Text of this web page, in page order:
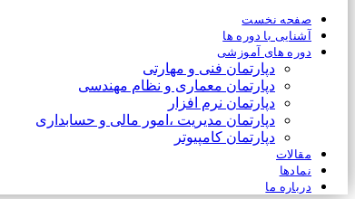
صفحه نخست
آشنایی با دوره ها
دوره های آموزشی
دپارتمان فنی و مهارتی
دپارتمان معماری و نظام مهندسی
دپارتمان نرم افزار
دپارتمان مدیریت ،امور مالی و حسابداری
دپارتمان کامپیوتر
مقالات
نمادها
درباره ما